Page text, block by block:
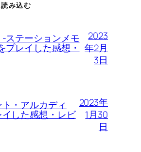
み込む
-ステーションメモ
プレイした感想・
2023
年2月
3日
ト・アルカディ
した感想・レビ
2023年
1月30
日